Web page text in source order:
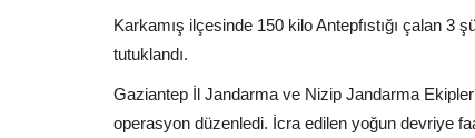
Karkamış ilçesinde 150 kilo Antepfıstığı çalan
tutuklandı.
Gaziantep İl Jandarma ve Nizip Jandarma Ekipleri
operasyon düzenledi. İcra edilen yoğun devriye